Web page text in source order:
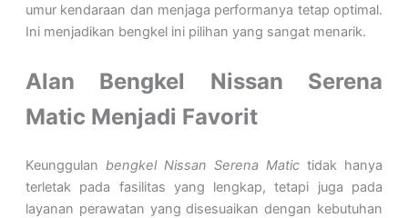
umur kendaraan dan menjaga performanya tetap optimal.
Ini menjadikan bengkel ini pilihan yang sangat menarik.
Alan Bengkel Nissan Serena
Matic Menjadi Favorit
Keunggulan bengkel Nissan Serena Matic tidak hanya
terletak pada fasilitas yang lengkap, tetapi juga pada
layanan perawatan yang disesuaikan dengan kebutuhan